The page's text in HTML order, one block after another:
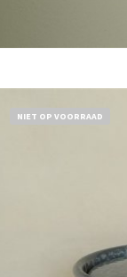
NIET OP VOORRAAD